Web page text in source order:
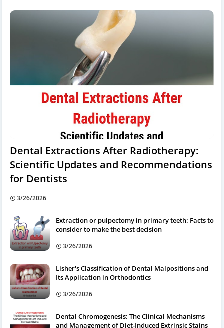
Dental Extractions After Radiotherapy:
Scientific Updates and Recommendations
for Dentists
3/26/2026
Extraction or pulpectomy in primary teeth: Facts to
consider to make the best decision
3/26/2026
Lisher's Classification of Dental Malpositions and
Its Application in Orthodontics
3/26/2026
Dental Chromogenesis: The Clinical Mechanisms
and Management of Diet-Induced Extrinsic Stains